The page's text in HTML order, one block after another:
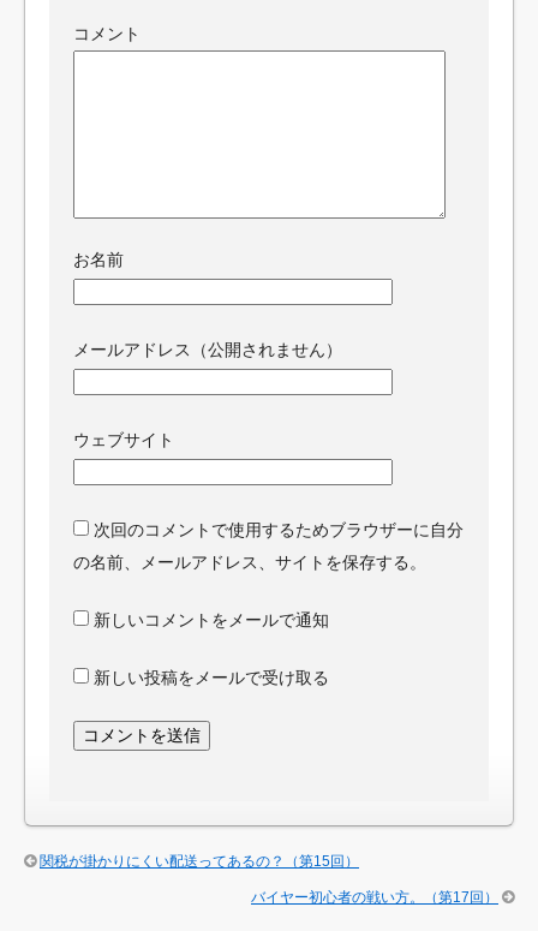
コメント
お名前
メールアドレス（公開されません）
ウェブサイト
次回のコメントで使用するためブラウザーに自分
の名前、メールアドレス、サイトを保存する。
新しいコメントをメールで通知
新しい投稿をメールで受け取る
関税が掛かりにくい配送ってあるの？（第15回）
バイヤー初心者の戦い方。（第17回）